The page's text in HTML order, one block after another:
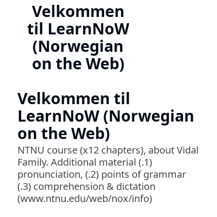
Velkommen
til LearnNoW
(Norwegian
on the Web)
Velkommen til
LearnNoW (Norwegian
on the Web)
NTNU course (x12 chapters), about Vidal
Family. Additional material (.1)
pronunciation, (.2) points of grammar
(.3) comprehension & dictation
(www.ntnu.edu/web/nox/info)